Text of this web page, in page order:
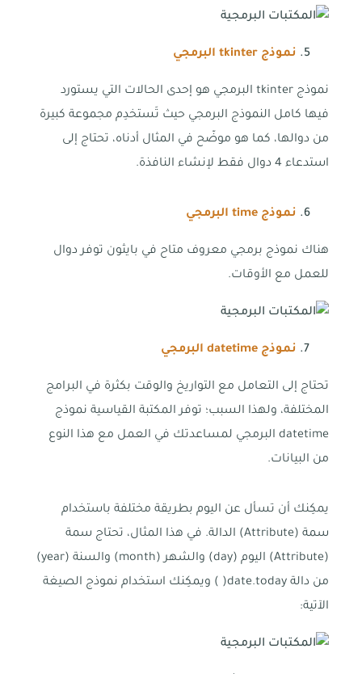
نموذجtkinter البرمجي
نموذج tkinter البرمجي هو إحدى الحالات التي يستورد
فيها كامل النموذج البرمجي حيث تَستخدِم مجموعة كبيرة
من دوالها، كما هو موضّح في المثال أدناه، تحتاج إلى
استدعاء 4 دوال فقط لإنشاء النافذة.
نموذجtime البرمجي
هناك نموذج برمجي معروف متاح في بايثون توفر دوال
للعمل مع الأوقات.
نموذجdatetime البرمجي
تحتاج إلى التعامل مع التواريخ والوقت بكثرة في البرامج
المختلفة، ولهذا السبب؛ توفر المكتبة القياسية نموذج
datetime البرمجي لمساعدتك في العمل مع هذا النوع
من البيانات.
يمكِنك أن تسأل عن اليوم بطريقة مختلفة باستخدام
سمة (Attribute) الدالة. في هذا المثال، تحتاج سمة
(Attribute) اليوم (day) والشهر (month) والسنة (year)
من دالة date.today( ) ويمكِنك استخدام نموذج الصيغة
الآتية: